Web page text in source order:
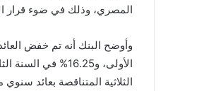
المصري، وذلك في ضوء قرار